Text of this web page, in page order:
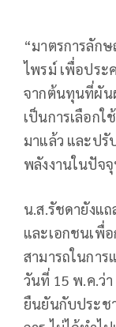
“มาตรการลัก
ไพรม์ เพื่อประ
จากต้นทุนที่ผัน
เป็นการเลือก
มาแล้ว และปรั
พลังงานในปัจ
น.ส.รัชดายังแถ
และเอกชนเพื่
สามารถในการ
วันที่ 15 พ.ค.ว่
ยืนยันกับประช